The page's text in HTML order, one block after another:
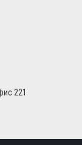
221